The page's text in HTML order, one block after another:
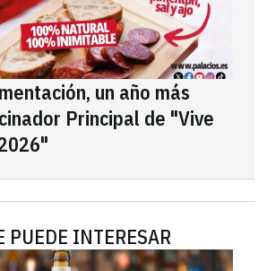
un año más
Principal de "Vive
PUEDE INTERESAR